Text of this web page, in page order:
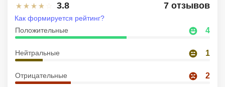
3.8 7 отзывов
Положительные 4
Нейтральные 1
Отрицательные 2
Как формируется рейтинг?
Маркетинг
Дизайн
Аналитика